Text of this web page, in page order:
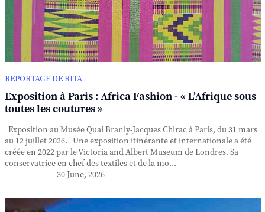
REPORTAGE DE RITA
Exposition à Paris : Africa Fashion - « L’Afrique sous
toutes les coutures »
Exposition au Musée Quai Branly-Jacques Chirac à Paris, du 31 mars
au 12 juillet 2026. Une exposition itinérante et internationale a été
créée en 2022 par le Victoria and Albert Museum de Londres. Sa
conservatrice en chef des textiles et de la mo...
30 June, 2026